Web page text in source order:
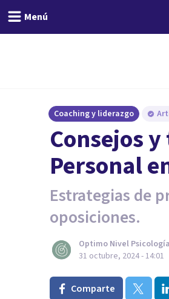
Menú
Coaching y liderazgo
Consejos
Personal
Estrategias de
oposiciones.
Optimo Nivel
31 octubre, 2024 - 14:01
Comparte